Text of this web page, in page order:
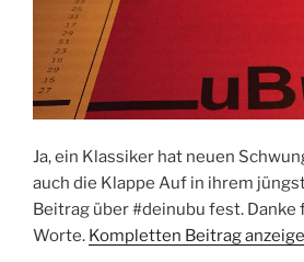
Ja, ein Klassiker hat neuen
auch die Klappe Auf in ihrem
Beitrag über #deinubu fest. Danke
Worte. Kompletten Beitrag